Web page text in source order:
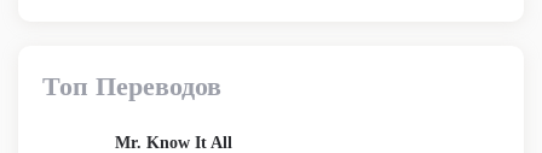
Топ Переводов
Mr. Know It All